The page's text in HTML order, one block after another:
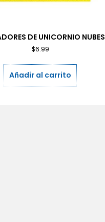
DE UNICORNIO NUBES
$6.99
Añadir al carrito